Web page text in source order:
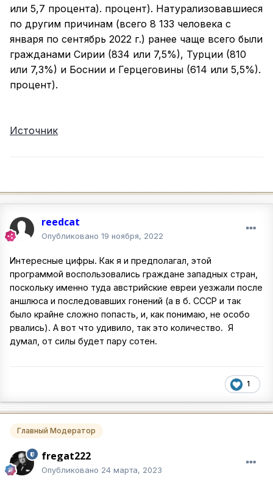
или 5,7 процента). процент). Натурализовавшиеся
по другим причинам (всего 8 133 человека с
января по сентябрь 2022 г.) ранее чаще всего были
гражданами Сирии (834 или 7,5%), Турции (810
или 7,3%) и Боснии и Герцеговины (614 или 5,5%).
процент).
Источник
reedcat
Опубликовано 19 ноября, 2022
Интересные цифры. Как я и предполагал, этой
программой воспользовались граждане западных стран,
поскольку именно туда австрийские евреи уезжали после
аншлюса и последовавших гонений (а в б. СССР и так
было крайне сложно попасть, и, как понимаю, не особо
рвались). А вот что удивило, так это количество. Я
думал, от силы будет пару сотен.
1
Главный Модератор
fregat222
Опубликовано 24 марта, 2023